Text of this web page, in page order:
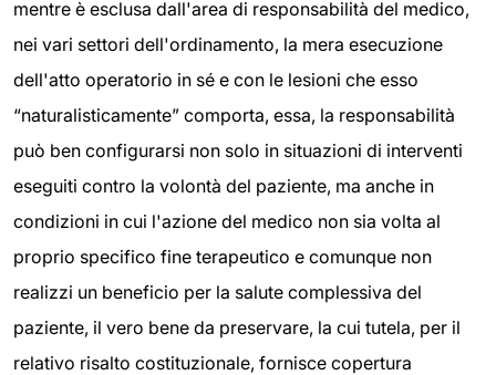
mentre è esclusa dall'area di responsabilità del medico,
nei vari settori dell'ordinamento, la mera esecuzione
dell'atto operatorio in sé e con le lesioni che esso
“naturalisticamente” comporta, essa, la responsabilità
può ben configurarsi non solo in situazioni di interventi
eseguiti contro la volontà del paziente, ma anche in
condizioni in cui l'azione del medico non sia volta al
proprio specifico fine terapeutico e comunque non
realizzi un beneficio per la salute complessiva del
paziente, il vero bene da preservare, la cui tutela, per il
relativo risalto costituzionale, fornisce copertura